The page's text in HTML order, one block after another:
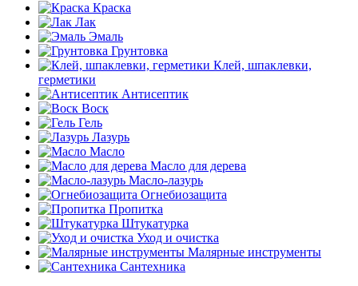
Краска
Лак
Эмаль
Грунтовка
Клей, шпаклевки,
герметики
Антисептик
Воск
Гель
Лазурь
Масло
Масло для дерева
Масло-лазурь
Огнебиозащита
Пропитка
Штукатурка
Уход и очистка
Малярные инструменты
Сантехника